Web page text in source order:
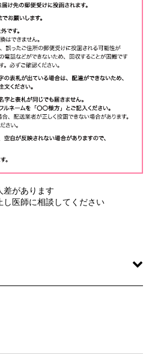
差があります
し医師に相談してください